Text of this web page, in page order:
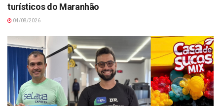
turísticos do Maranhão
04/08/2026